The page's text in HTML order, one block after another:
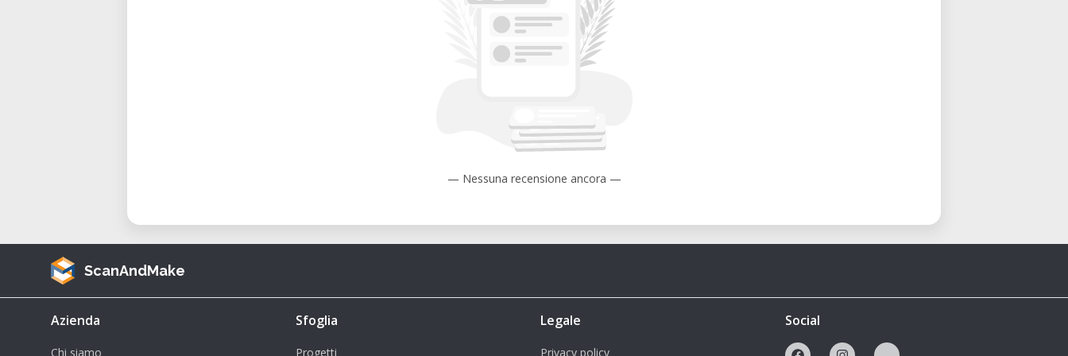
und anschließend mit einer Heißpresse auf dein T-Shirt übertragen. Am
Ende hältst du dein eigenes, selbst gestaltetes Kleidungsstück in den
Per E-Mail an:fablab@spielraumfueralle.at
— Nessuna recensione ancora —
ScanAndMake
Azienda
Chi siamo
Sfoglia
Progetti
Legale
Privacy policy
Social